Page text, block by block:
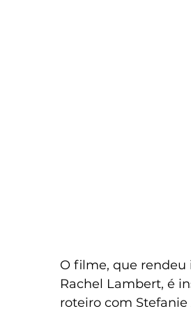
O filme, que rendeu
Rachel Lambert, é
roteiro com Stefanie